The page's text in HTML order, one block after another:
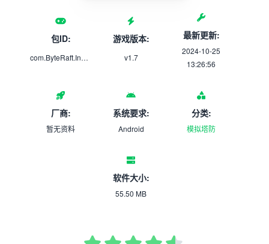
包ID:
com.ByteRaft.IndianTruckDriverSimulator
游戏版本:
v1.7
最新更新:
2024-10-25
13:26:56
厂商:
暂无资料
系统要求:
Android
分类:
模拟塔防
软件大小:
55.50 MB